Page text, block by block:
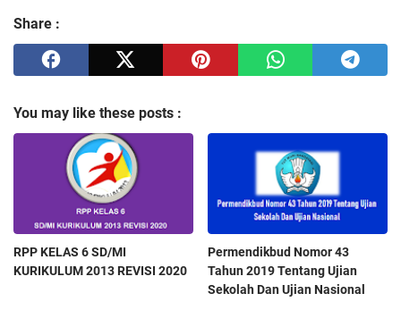
Share :
You may like these posts :
RPP KELAS 6 SD/MI
KURIKULUM 2013 REVISI 2020
Permendikbud Nomor 43
Tahun 2019 Tentang Ujian
Sekolah Dan Ujian Nasional